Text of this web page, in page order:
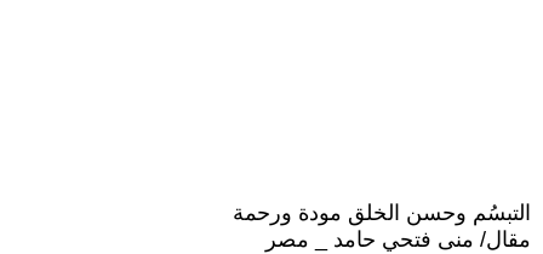
التبسُم وحسن الخلق مودة ورحمة
مقال/ منى فتحي حامد _ مصر